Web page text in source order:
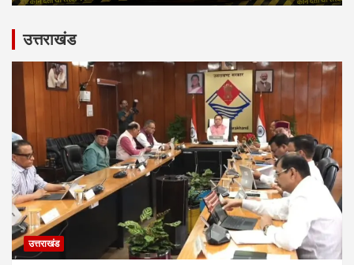
उत्तराखंड
उत्तराखंड